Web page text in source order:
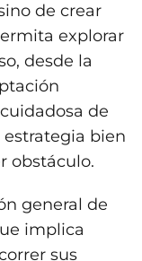
de crear
explorar
desde la
de
bien
obstáculo.
general de
implica
sus